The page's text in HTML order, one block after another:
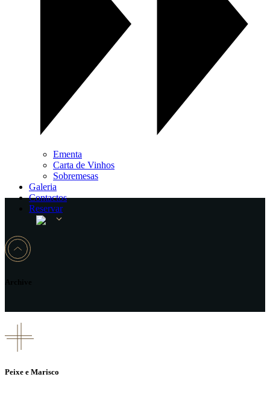
Ementa
Carta de Vinhos
Sobremesas
Galeria
Contactos
Reservar
Peixe e Marisco